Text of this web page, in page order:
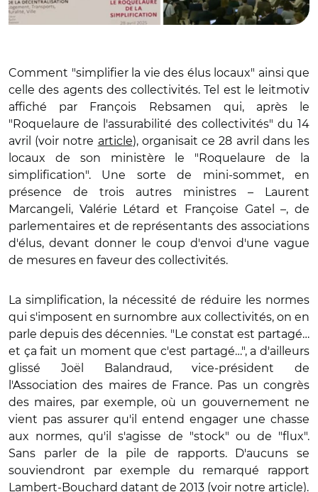
Comment "simplifier la vie des élus locaux" ainsi que
celle des agents des collectivités. Tel est le leitmotiv
affiché par François Rebsamen qui, après le
"Roquelaure de l'assurabilité des collectivités" du 14
avril (voir notre article), organisait ce 28 avril dans les
locaux de son ministère le "Roquelaure de la
simplification". Une sorte de mini-sommet, en
présence de trois autres ministres – Laurent
Marcangeli, Valérie Létard et Françoise Gatel –, de
parlementaires et de représentants des associations
d'élus, devant donner le coup d'envoi d'une vague
de mesures en faveur des collectivités.
La simplification, la nécessité de réduire les normes
qui s'imposent en surnombre aux collectivités, on en
parle depuis des décennies. "Le constat est partagé…
et ça fait un moment que c'est partagé…", a d'ailleurs
glissé Joël Balandraud, vice-président de
l'Association des maires de France. Pas un congrès
des maires, par exemple, où un gouvernement ne
vient pas assurer qu'il entend engager une chasse
aux normes, qu'il s'agisse de "stock" ou de "flux".
Sans parler de la pile de rapports. D'aucuns se
souviendront par exemple du remarqué rapport
Lambert-Bouchard datant de 2013 (voir notre article).